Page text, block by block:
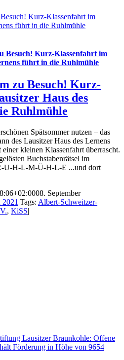
Kurz-Klassenfahrt im
führt in die Ruhlmühle
Besuch! Kurz-Klassenfahrt im
führt in die Ruhlmühle
zu Besuch! Kurz-
Haus des
Ruhlmühle
Spätsommer nutzen – das
des Lausitzer Haus des Lernens
kleinen Klassenfahrt überrascht.
Buchstabenrätsel im
U-H-L-M-Ü-H-L-E ...und dort
08. September
|Tags: Albert-Schweitzer-
, KiSS|
Lausitzer Braunkohle: Offene
Förderung in Höhe von 9654